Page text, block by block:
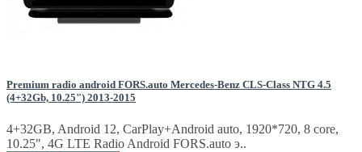
Premium radio android FORS.auto Mercedes-Benz CLS-Class NTG 4.5
(4+32Gb, 10.25") 2013-2015
4+32GB, Android 12, CarPlay+Android auto, 1920*720, 8 core,
10.25", 4G LTE Radio Android FORS.auto э..